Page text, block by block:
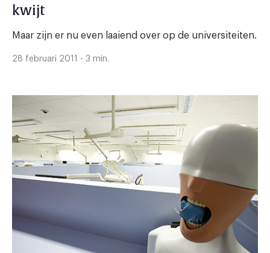
kwijt
Maar zijn er nu even laaiend over op de universiteiten.
28 februari 2011 - 3 min.